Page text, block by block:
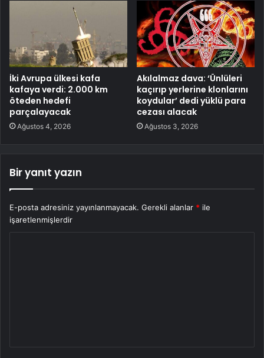
İki Avrupa ülkesi kafa
kafaya verdi: 2.000 km
öteden hedefi
parçalayacak
Ağustos 4, 2026
Akılalmaz dava: ‘Ünlüleri
kaçırıp yerlerine klonlarını
koydular’ dedi yüklü para
cezası alacak
Ağustos 3, 2026
Bir yanıt yazın
E-posta adresiniz yayınlanmayacak. Gerekli alanlar * ile
işaretlenmişlerdir